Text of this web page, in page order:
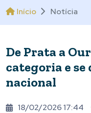
Início Notícia
De Prata a
categoria e se
nacional
18/02/2026 17:44